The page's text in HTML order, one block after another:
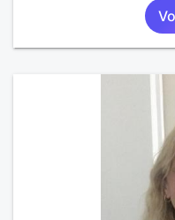
cinéma indépendant...
échanger avec une
vie de partage, de